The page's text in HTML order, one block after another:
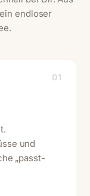
endloser
01
und
„passt-